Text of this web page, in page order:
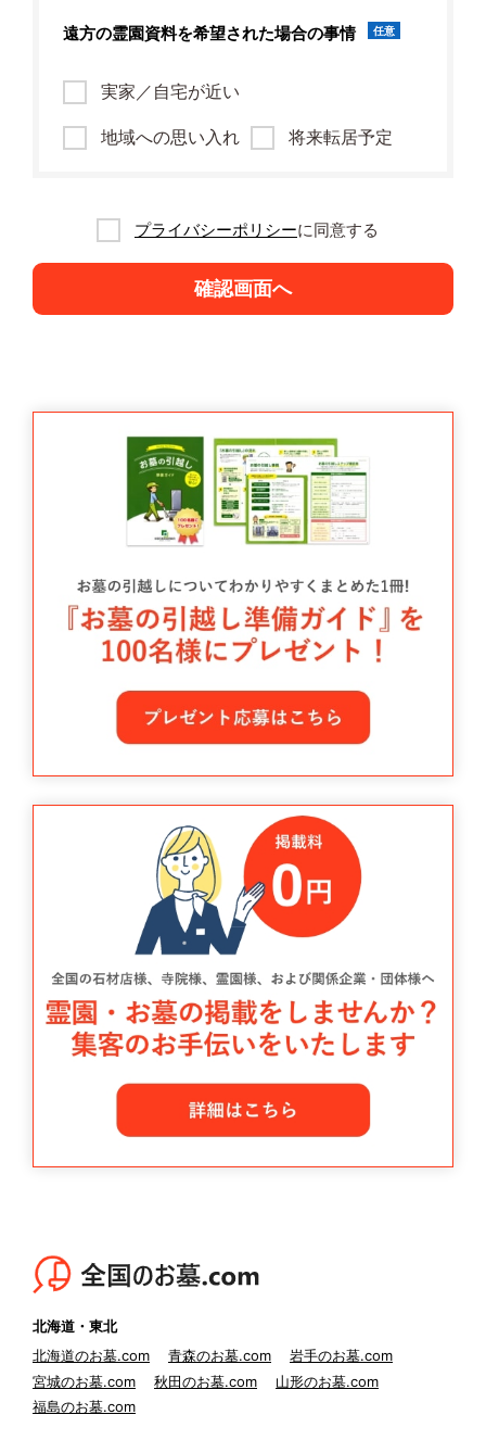
遠方の霊園資料を希望された場合の事情 任意
実家／自宅が近い
地域への思い入れ 将来転居予定
プライバシーポリシーに同意する
確認画面へ
北海道・東北
北海道のお墓.com
青森のお墓.com
岩手のお墓.com
宮城のお墓.com
秋田のお墓.com
山形のお墓.com
福島のお墓.com